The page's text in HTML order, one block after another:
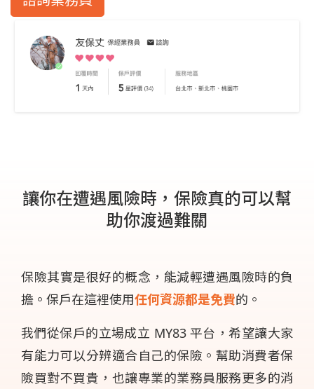
讓你在遭遇風險時，保險真的可以幫
助你渡過難關
保險其實是很好的概念，能減輕遭遇風險時的負
擔。保戶在這裡使用任何資源都是免費的。
我們從保戶的立場成立 MY83 平台，希望讓大家
有能力可以分辨適合自己的保險。幫助消費者保
險買對不買貴，也讓專業的業務員服務更多的消